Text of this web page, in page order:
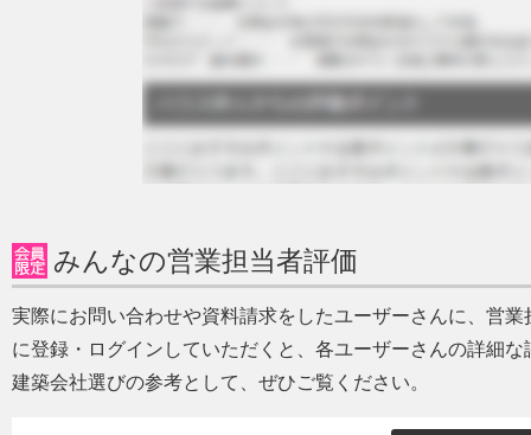
みんなの営業担当者評価
実際にお問い合わせや資料請求をしたユーザーさんに、営
に登録・ログインしていただくと、各ユーザーさんの詳細
建築会社選びの参考として、ぜひご覧ください。